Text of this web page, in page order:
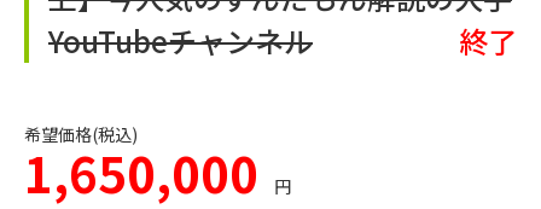
YouTubeチャンネル
終了
希望価格(税込)
1,650,000 円